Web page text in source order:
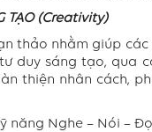
TẠO (Creativity)
thảo nhằm giúp
duy sáng tạo, qua
thiện nhân cách,
năng Nghe – Nói –